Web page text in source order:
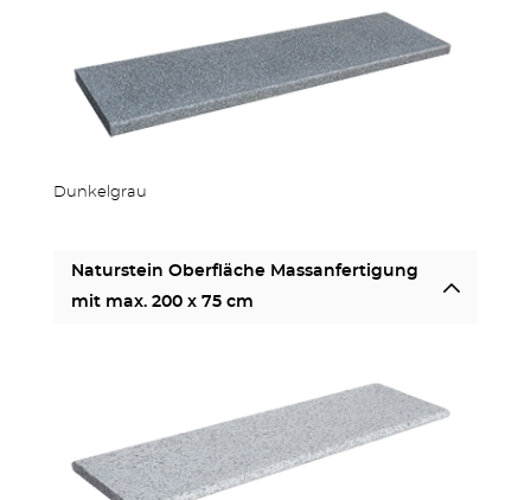
Dunkelgrau
Naturstein Oberfläche Massanfertigung
mit max. 200 x 75 cm